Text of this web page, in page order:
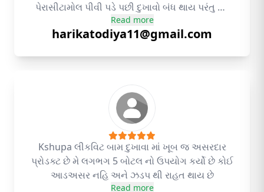
પેરાસીટામોલ પીવી પડે પછી દુખાવો બંધ થાય પરંતુ આ
પ્રોડક્ટ તો મારે સફેદ વાળ વધતા જાતા એના માટે
મંગાવેલ. ખરેખર વર્ષોનો મારો માથાનો દુખાવો બંધ થાય
Read more
harikatodiya11@gmail.com
Kshupa લીકવિટ બામ દુખાવા માં ખૂબ જ અસરદાર
પ્રોડક્ટ છે મે લગભગ 5 બોટલ નો ઉપયોગ કર્યો છે કોઈ
આડઅસર નહિ અને ઝડપ થી રાહત થાય છે
Read more